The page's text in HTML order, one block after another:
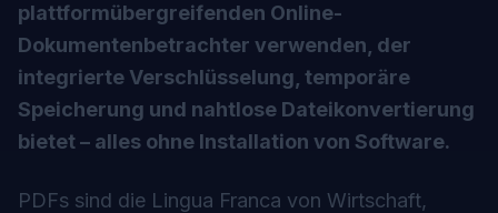
plattformübergreifenden Online-
Dokumentenbetrachter verwenden, der
integrierte Verschlüsselung, temporäre
Speicherung und nahtlose Dateikonvertierung
bietet – alles ohne Installation von Software.
PDFs sind die Lingua Franca von Wirtschaft,